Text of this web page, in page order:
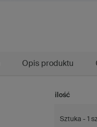
Opis produktu
ilość
Sztuka - 1